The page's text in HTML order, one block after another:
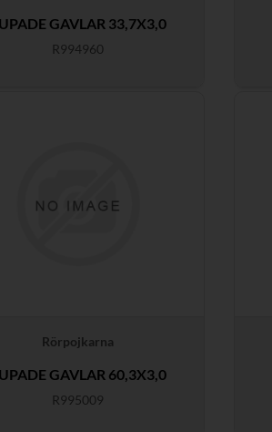
GAVLAR 33,7X3,0
R994960
Rörpojkarna
GAVLAR 60,3X3,0
R995009